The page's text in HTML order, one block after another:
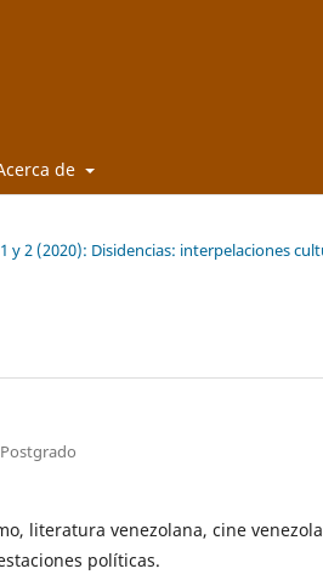
de
y 2 (2020): Disidencias: interpelaciones
literatura venezolana, cine
políticas.